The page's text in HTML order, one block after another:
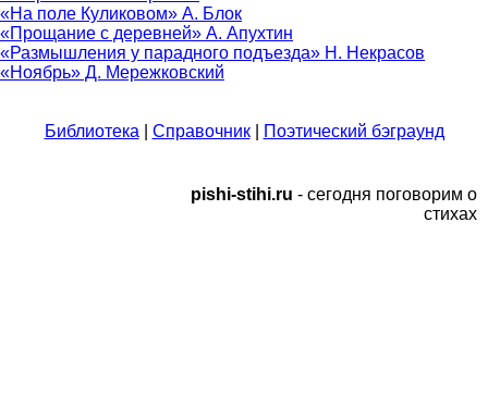
«На поле Куликовом» А. Блок
«Прощание с деревней» А. Апухтин
«Размышления у парадного подъезда» Н. Некрасов
«Ноябрь» Д. Мережковский
Библиотека Справочник| Поэтический бэграунд
pishi-stihi.ru - сегодня поговорим о
стихах